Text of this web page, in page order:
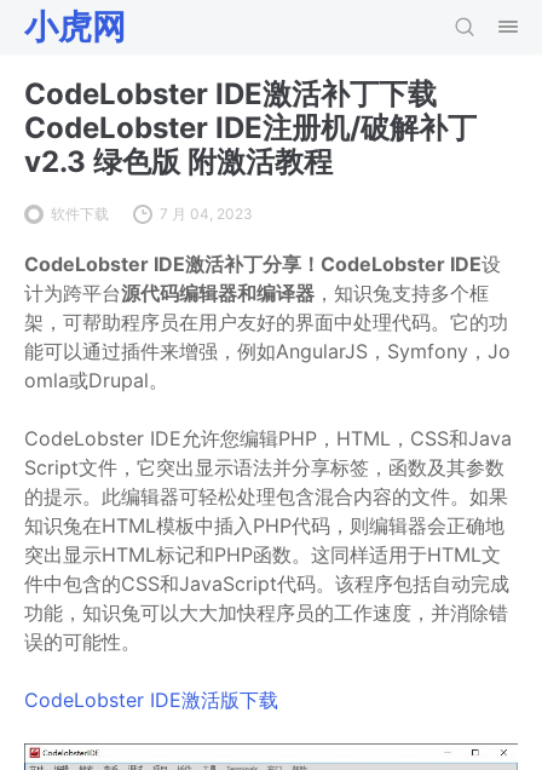
小虎网
CodeLobster IDE激活补丁下载
CodeLobster IDE注册机/破解补丁
v2.3 绿色版 附激活教程
软件下载 7 月 04, 2023
CodeLobster IDE激活补丁分享！ CodeLobster IDE设
计为跨平台源代码编辑器和编译器 ，知识兔支持多个框
架，可帮助程序员在用户友好的界面中处理代码。它的功
能可以通过插件来增强，例如AngularJS，Symfony，Jo
omla或Drupal。
CodeLobster IDE允许您编辑PHP，HTML，CSS和Java
Script文件，它突出显示语法并分享标签，函数及其参数
的提示。此编辑器可轻松处理包含混合内容的文件。如果
知识兔在HTML模板中插入PHP代码，则编辑器会正确地
突出显示HTML标记和PHP函数。这同样适用于HTML文
件中包含的CSS和JavaScript代码。该程序包括自动完成
功能，知识兔可以大大加快程序员的工作速度，并消除错
误的可能性。
CodeLobster IDE激活版下载